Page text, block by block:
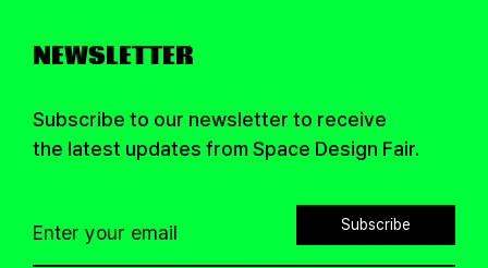
NEWSLETTER
Subscribe to our newsletter to receive
the latest updates from Space Design Fair.
Subscribe